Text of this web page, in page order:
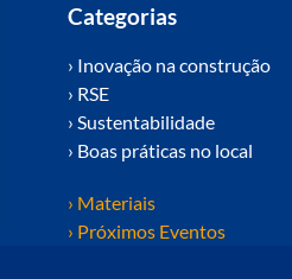
Categorias
› Inovação na construção
› RSE
› Sustentabilidade
› Boas práticas no local
› Materiais
› Próximos Eventos